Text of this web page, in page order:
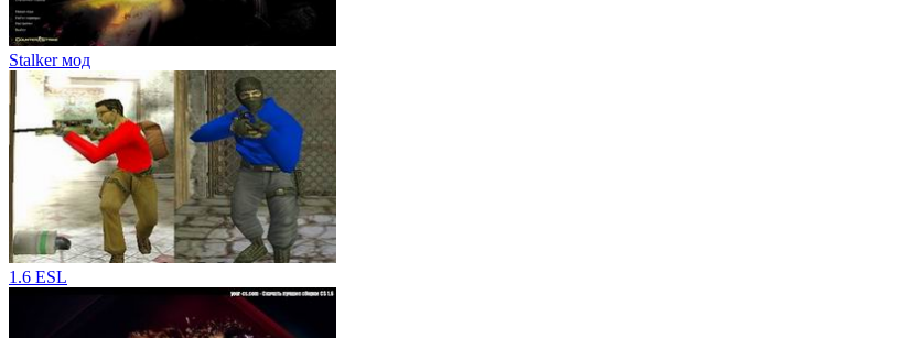
Stalker мод
1.6 ESL